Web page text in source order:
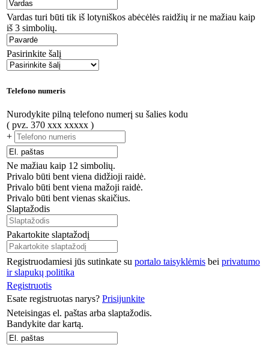
Vardas turi būti tik iš lotyniškos abėcėlės raidžių ir ne mažiau kaip
iš 3 simbolių.
Pasirinkite šalį
Telefono numeris
Nurodykite pilną telefono numerį su šalies kodu
( pvz. 370 xxx xxxxx )
+
Ne mažiau kaip 12 simbolių.
Privalo būti bent viena didžioji raidė.
Privalo būti bent viena mažoji raidė.
Privalo būti bent vienas skaičius.
Slaptažodis
Pakartokite slaptažodį
Registruodamiesi jūs sutinkate su portalo taisyklėmis bei privatumo
ir slapukų politika
Registruotis
Esate registruotas narys? Prisijunkite
Neteisingas el. paštas arba slaptažodis.
Bandykite dar kartą.